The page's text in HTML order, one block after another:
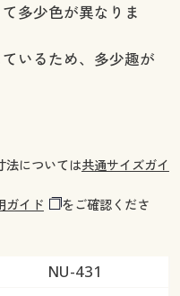
多少色が異なりま
いるため、多少趣が
法については共通サイズガイ
ガイド
をご確認くださ
NU-431